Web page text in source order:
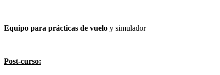
Equipo para prácticas de vuelo y simulador
Post-curso: